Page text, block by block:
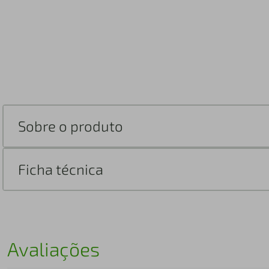
Sobre o produto
Ficha técnica
Avaliações